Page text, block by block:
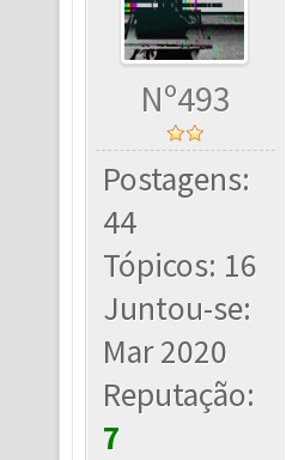
Nº493
Postagens:
44
Tópicos: 16
Juntou-se:
Mar 2020
Reputação:
7